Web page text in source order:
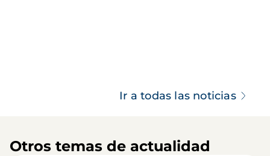
Ir a todas las noticias
Otros temas de actualidad